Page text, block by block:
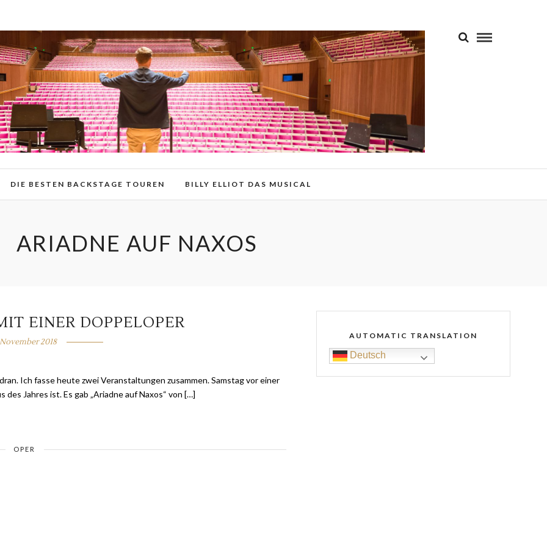
DIE BESTEN BACKSTAGE TOUREN BILLY ELLIOT DAS MUSICAL
ARIADNE AUF NAXOS
EINER DOPPELOPER
2018
Ich fasse heute zwei Veranstaltungen zusammen. Samstag vor einer
Jahres ist. Es gab „Ariadne auf Naxos“ von […]
OPER
AUTOMATIC TRANSLATION
Deutsch